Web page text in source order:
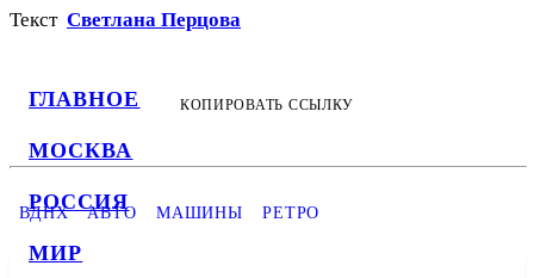
ГЛАВНОЕ
МОСКВА
РОССИЯ
МИР
Текст Светлана Перцова
КОПИРОВАТЬ ССЫЛКУ
ВДНХ АВТО МАШИНЫ РЕТРО